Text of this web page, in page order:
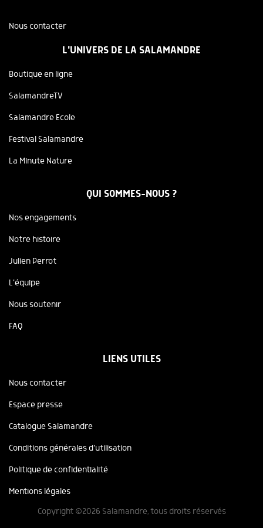
Nous contacter
L'UNIVERS DE LA SALAMANDRE
Boutique en ligne
SalamandreTV
Salamandre Ecole
Festival Salamandre
La Minute Nature
QUI SOMMES-NOUS ?
Nos engagements
Notre histoire
Julien Perrot
L'équipe
Nous soutenir
FAQ
LIENS UTILES
Nous contacter
Espace presse
Catalogue Salamandre
Conditions générales d'utilisation
Politique de confidentialité
Mentions légales
Copyright ©2026 Salamandre, tous droits réservés